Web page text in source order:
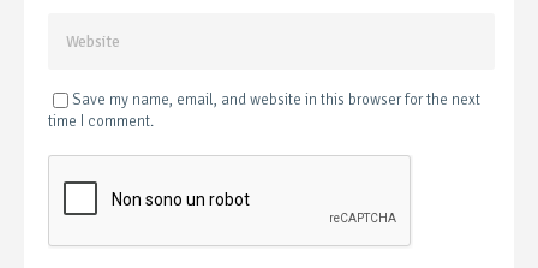
Save my name, email, and website in this browser for the next
time I comment.